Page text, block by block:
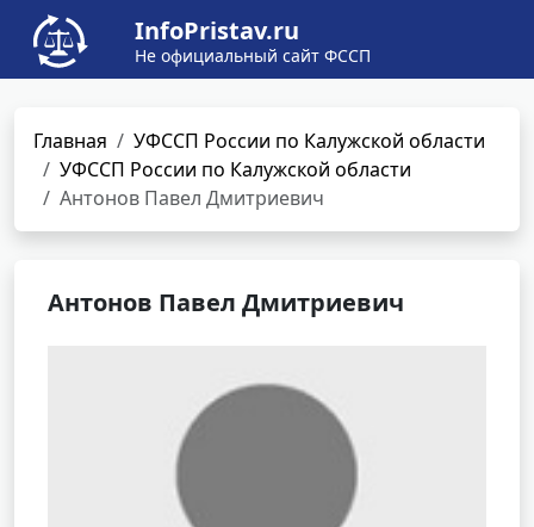
InfoPristav.ru
Не официальный сайт ФССП
Главная
УФССП России по Калужской области
УФССП России по Калужской области
Антонов Павел Дмитриевич
Антонов Павел Дмитриевич